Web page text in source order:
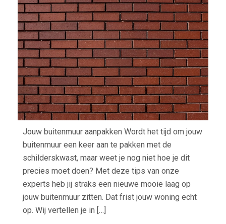
JE
EEN
Jouw buitenmuur aanpakken Wordt het tijd om jouw
buitenmuur een keer aan te pakken met de
schilderskwast, maar weet je nog niet hoe je dit
precies moet doen? Met deze tips van onze
experts heb jij straks een nieuwe mooie laag op
jouw buitenmuur zitten. Dat frist jouw woning echt
op. Wij vertellen je in […]